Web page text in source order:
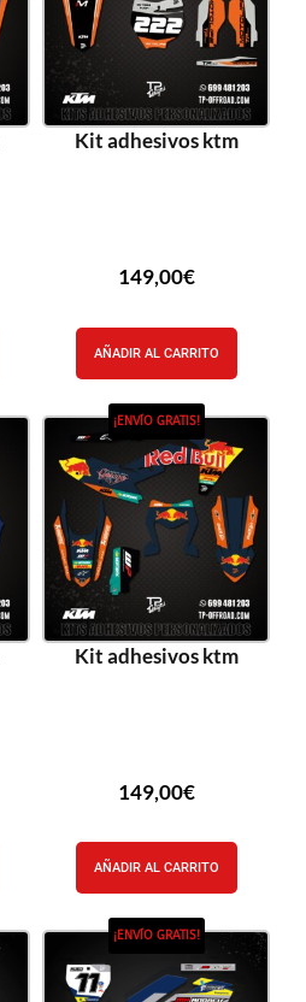
Kit adhesivos ktm
149,00€
AÑADIR AL CARRITO
¡ENVÍO GRATIS!
Kit adhesivos ktm
149,00€
AÑADIR AL CARRITO
¡ENVÍO GRATIS!